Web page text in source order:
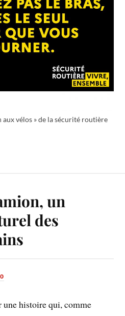
vélos » de la sécurité routière
un
des
histoire qui, comme